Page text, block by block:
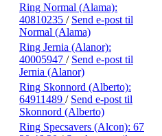
Ring Normal (Alama):
40810235 / Send e-post til
Normal (Alama)
Ring Jernia (Alanor):
40005947 / Send e-post til
Jernia (Alanor)
Ring Skonnord (Alberto):
64911489 / Send e-post til
Skonnord (Alberto)
Ring Specsavers (Alcon): 67